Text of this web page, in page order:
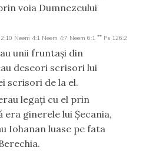
voia Dumnezeului
Neem 4:1 Neem 4:7 Neem 6:1 ** Ps 126:2
unii fruntaşi din
deseori scrisori lui
scrisori de la el.
legaţi cu el prin
ginerele lui Şecania,
Iohanan luase pe fata